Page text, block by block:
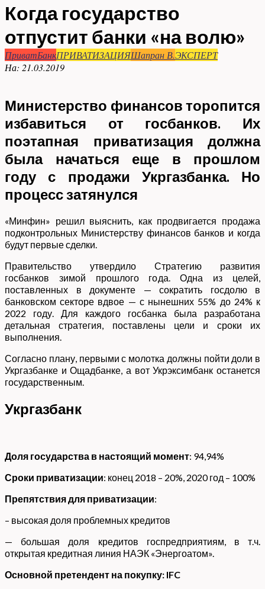
Когда государство
отпустит банки «на волю»
ПриватБанкПРИВАТИЗАЦИЯШапран В.ЭКСПЕРТ
На: 21.03.2019
Министерство финансов торопится
избавиться от госбанков. Их
поэтапная приватизация должна
была начаться еще в прошлом
году с продажи Укргазбанка. Но
процесс затянулся
«Минфин» решил выяснить, как продвигается продажа
подконтрольных Министерству финансов банков и когда
будут первые сделки.
Правительство утвердило Стратегию развития
госбанков зимой прошлого года. Одна из целей,
поставленных в документе — сократить госдолю в
банковском секторе вдвое — с нынешних 55% до 24% к
2022 году. Для каждого госбанка была разработана
детальная стратегия, поставлены цели и сроки их
выполнения.
Согласно плану, первыми с молотка должны пойти доли в
Укргазбанке и Ощадбанке, а вот Укрэксимбанк останется
государственным.
Укргазбанк
Доля государства в настоящий момент: 94,94%
Сроки приватизации: конец 2018 – 20%, 2020 год – 100%
Препятствия для приватизации:
– высокая доля проблемных кредитов
— большая доля кредитов госпредприятиям, в т.ч.
открытая кредитная линия НАЭК «Энергоатом».
Основной претендент на покупку: IFC